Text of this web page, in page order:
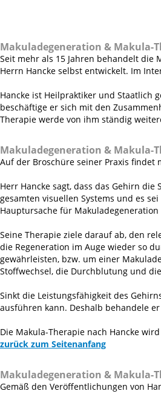
Makuladegeneration & Makula-
Seit mehr als 15 Jahren behandelt die
Herrn Hancke selbst entwickelt. Im
Hancke ist Heilpraktiker und Staatlich
beschäftige er sich mit den
Therapie werde von ihm ständig
Makuladegeneration & Makula-
Auf der Broschüre seiner Praxis
Herr Hancke sagt, dass das Gehirn
gesamten visuellen Systems und es
Hauptursache für
Seine Therapie ziele darauf ab, den
die Regeneration im Auge wieder so
gewährleisten, bzw. um einer
Stoffwechsel, die Durchblutung und
Sinkt die Leistungsfähigkeit des
ausführen kann. Deshalb behandele
Die Makula-Therapie nach Hancke
zurück zum Seitenanfang
Makuladegeneration & Makula-
Gemäß den Veröffentlichungen von